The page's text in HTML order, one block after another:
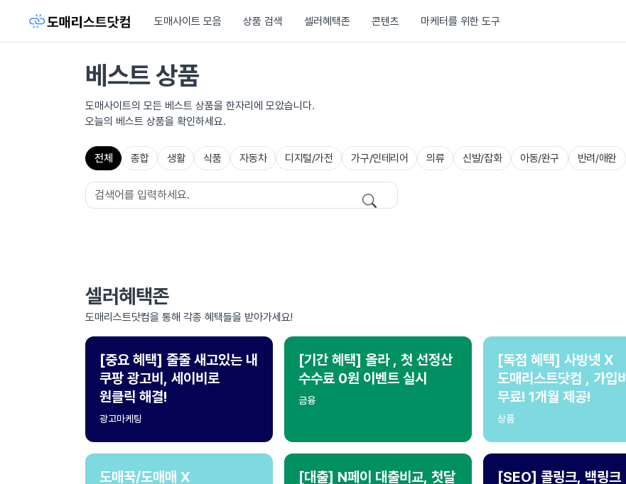
도매사이트 모음 상품 검색 셀러혜택존 콘텐츠 마케터를 위한 도구
베스트 상품
도매사이트의 모든 베스트 상품을 한자리에 모았습니다.
오늘의 베스트 상품을 확인하세요.
전체 종합 생활 식품 자동차 디지털/가전 가구/인테리어 의류 신발/잡화 아동/완구 반려/애완
셀러혜택존
도매리스트닷컴을 통해 각종 혜택들을 받아가세요!
[중요 혜택] 줄줄 새고있는 내
쿠팡 광고비, 세이비로
원클릭 해결!
광고마케팅
[기간 혜택] 올라 , 첫 선정산
수수료 0원 이벤트 실시
금융
[독점 혜택] 사방넷 X
도매리스트닷컴 , 가입비
무료! 1개월 제공!
상품
도매꾹/도매매 X
[대출] N페이 대출비교, 첫달
[SEO] 콜링크, 백링크